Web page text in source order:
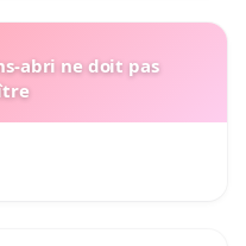
abri ne doit pas